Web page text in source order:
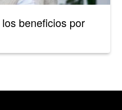
beneficios por